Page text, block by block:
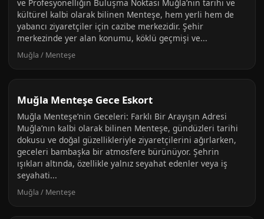
ve Profesyonelliğin Buluşma Noktası Muğla’nın tarihi ve
kültürel kalbi olarak bilinen Menteşe, hem yerli hem de
yabancı ziyaretçiler için cazibe merkezidir. Şehir
merkezinde yer alan konumu, köklü geçmişi ve...
Muğla / Menteşe
Muğla Menteşe Gece Eskort
Muğla Menteşe’nin Geceleri: Farklı Bir Arayışın Adresi
Muğla’nın kalbi olarak bilinen Menteşe, gündüzleri tarihi
dokusu ve doğal güzellikleriyle ziyaretçilerini ağırlarken,
geceleri bambaşka bir atmosfere bürünüyor. Şehrin
ışıkları altında, özellikle yalnız seyahat edenler veya iş
seyahati...
Muğla / Menteşe